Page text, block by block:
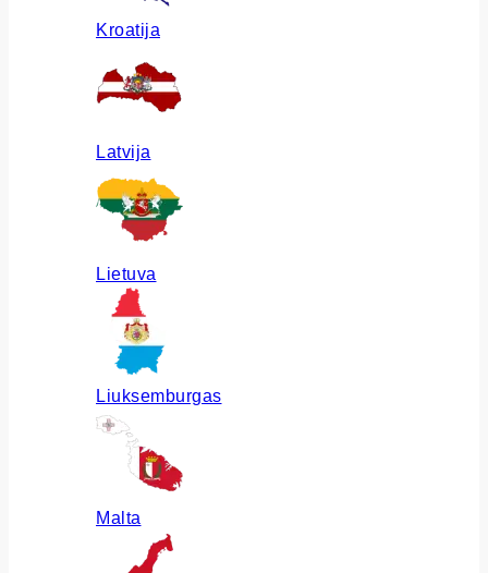
Kroatija
Latvija
Lietuva
Liuksemburgas
Malta